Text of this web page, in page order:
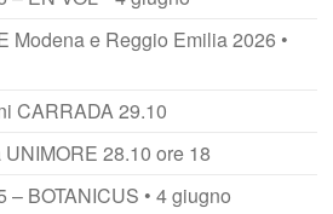
Modena e Reggio Emilia 2026 •
CARRADA 29.10
28.10 ore 18
– BOTANICUS • 4 giugno